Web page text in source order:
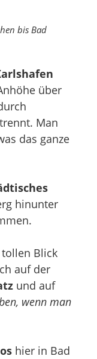
bis Bad
über
Man
das ganze
hinunter
Blick
auf der
und auf
wenn man
hier in Bad